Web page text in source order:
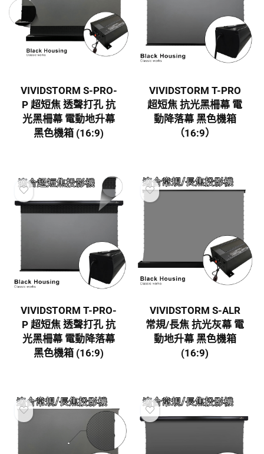
VIVIDSTORM S-PRO-
P 超短焦 透聲打孔 抗
光黑柵幕 電動地升幕
黑色機箱 (16:9)
VIVIDSTORM T-PRO
超短焦 抗光黑柵幕 電
動降落幕 黑色機箱
（16:9）
VIVIDSTORM T-PRO-
P 超短焦 透聲打孔 抗
光黑柵幕 電動降落幕
黑色機箱 (16:9)
VIVIDSTORM S-ALR
常規/長焦 抗光灰幕 電
動地升幕 黑色機箱
(16:9)